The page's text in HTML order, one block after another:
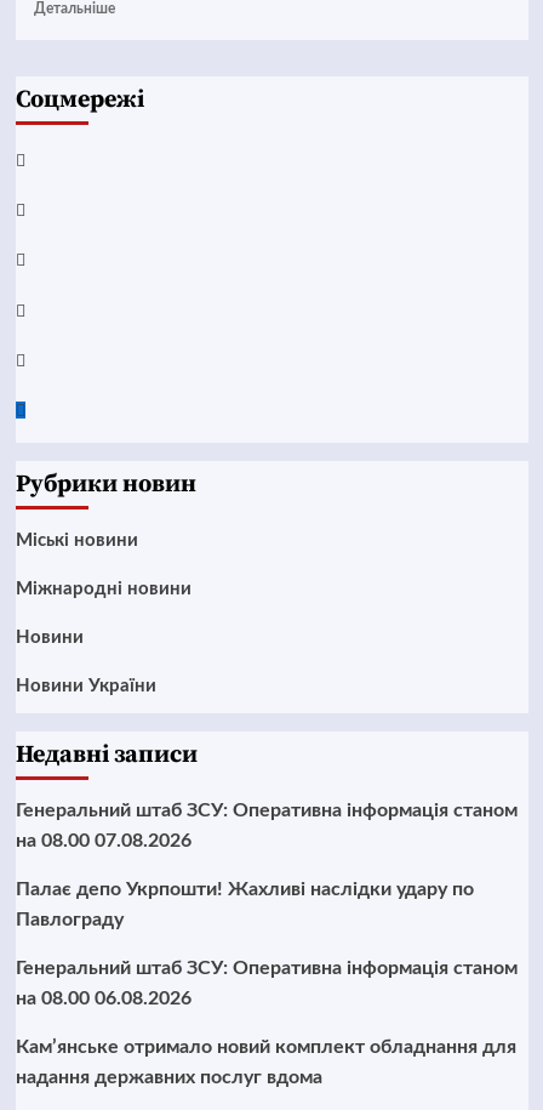
Детальніше
Соцмережі
Facebook
YouTube
Telegram
Instagram
Twitter
Google
Рубрики новин
Mіські новини
Міжнародні новини
Новини
Новини України
Недавні записи
Генеральний штаб ЗСУ: Оперативна інформація станом
на 08.00 07.08.2026
Палає депо Укрпошти! Жахливі наслідки удару по
Павлограду
Генеральний штаб ЗСУ: Оперативна інформація станом
на 08.00 06.08.2026
Кам’янське отримало новий комплект обладнання для
надання державних послуг вдома